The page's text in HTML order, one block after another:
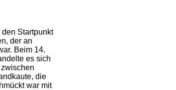
Startpunkt
der an
Beim 14.
es sich
die
war mit